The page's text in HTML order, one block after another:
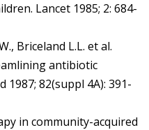
Lancet 1985; 2: 684-
Briceland L.L. et al.
antibiotic
1987; 82(suppl 4A): 391-
in community-acquired